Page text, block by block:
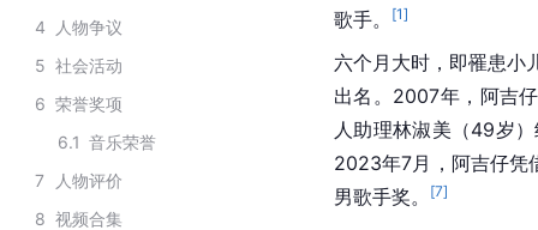
4
人物争议
5 社会活动
6 荣誉奖项
6.1 音乐荣誉
7
人物评价
8 视频合集
歌手。
[1]
六个月大时，即罹患小
出名。2007年，阿吉
人助理林淑美（49岁
2023年7月，阿吉仔凭
男歌手奖。
[7]